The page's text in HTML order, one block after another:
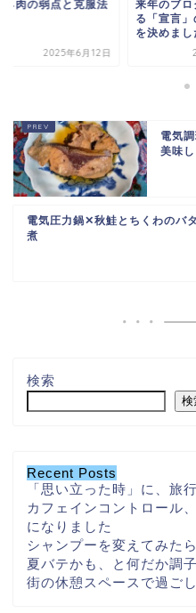
ネ肉の弱点と克服法
2025年6月12日
来年のブロ
る「宣言
を決めまし
電気
美味
電気圧力鍋✕秋鮭とちくわのバ
煮
検索
検
Recent Posts
「思い立った時」に、旅
カフェインコントロール
になりました
シャンプーを変えてみた
夏バテかも、と何だか調
街の休憩スペースで過ご